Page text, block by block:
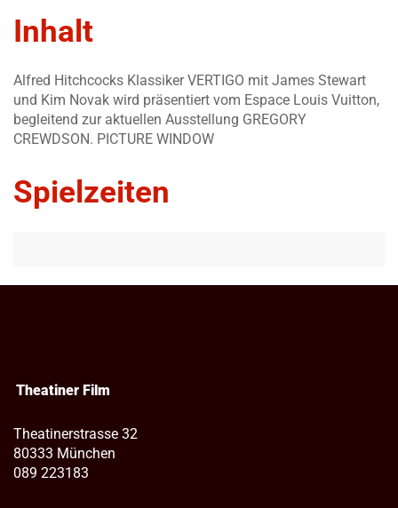
Inhalt
Alfred Hitchcocks Klassiker VERTIGO mit James Stewart
und Kim Novak wird präsentiert vom Espace Louis Vuitton,
begleitend zur aktuellen Ausstellung GREGORY
CREWDSON. PICTURE WINDOW
Spielzeiten
Theatiner Film
Theatinerstrasse 32
80333 München
089 223183